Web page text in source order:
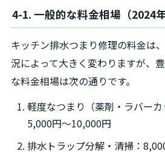
4-1. 一般的な料金相場（2024
キッチン排水つまり修理の料金は
況によって大きく変わりますが、
な料金相場は次の通りです。
軽度なつまり（薬剤・ラバーカ
5,000円～10,000円
排水トラップ分解・清掃：